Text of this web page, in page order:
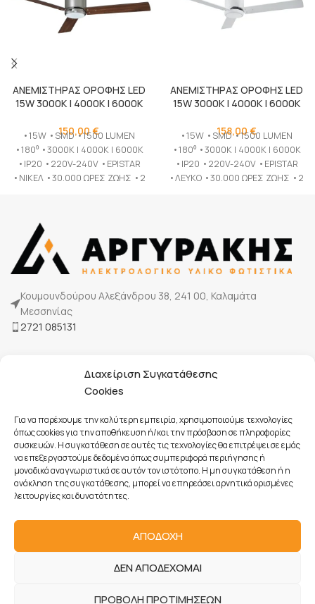
Διαχείριση Συγκατάθεσης
Cookies
Για να παρέχουμε την καλύτερη εμπειρία, χρησιμοποιούμε τεχνολογίες
όπως cookies για την αποθήκευση ή/και την πρόσβαση σε πληροφορίες
συσκευών. Η συγκατάθεση σε αυτές τις τεχνολογίες θα επιτρέψει σε εμάς
να επεξεργαστούμε δεδομένα όπως συμπεριφορά περιήγησης ή
μοναδικά αναγνωριστικά σε αυτόν τον ιστότοπο. Η μη συγκατάθεση ή η
ανάκληση της συγκατάθεσης, μπορεί να επηρεάσει αρνητικά ορισμένες
λειτουργίες και δυνατότητες.
ΑΠΟΔΟΧΗ
ΔΕΝ ΑΠΟΔΕΧΟΜΑΙ
ΠΡΟΒΟΛΗ ΠΡΟΤΙΜΗΣΕΩΝ
ΑΝΕΜΙΣΤΗΡΑΣ ΟΡΟΦΗΣ LED
15W 3000K | 4000K | 6000K
150,00€
•15W •SMD •1500 LUMEN
•180⁰ •3000K | 4000K | 6000K
•IP20 •220V-240V •EPISTAR
•ΝΙΚΕΛ •30.000 ΩΡΕΣ ΖΩΗΣ •2
ΑΝΕΜΙΣΤΗΡΑΣ ΟΡΟΦΗΣ LED
15W 3000K | 4000K | 6000K
158,00€
•15W •SMD •1500 LUMEN
•180⁰ •3000K | 4000K | 6000K
•IP20 •220V-240V •EPISTAR
•ΛΕΥΚΟ •30.000 ΩΡΕΣ ΖΩΗΣ •2
Κουμουνδούρου Αλεξάνδρου 38, 241 00, Καλαμάτα
Μεσσηνίας
2721 085131
Τρόποι πληρωμής
Όροι Χρήσης
Πολιτική Cookies
Προστασία Προσωπικών Δεδομένων
Πολιτική Ακυρώσεων & Επιστροφών